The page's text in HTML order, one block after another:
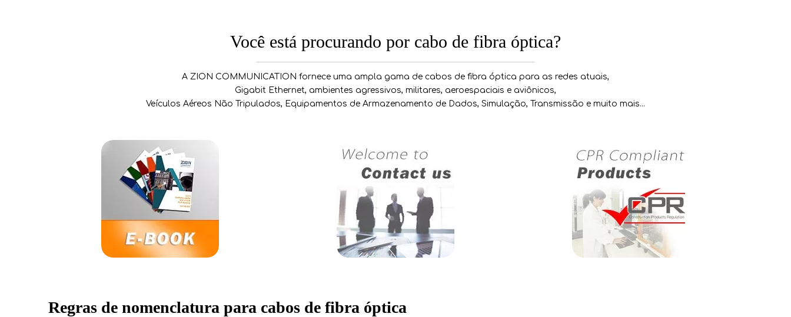
Você está procurando por cabo de fibra óptica?
A ZION COMMUNICATION fornece uma ampla gama de cabos de fibra óptica para as redes atuais,
Gigabit Ethernet, ambientes agressivos, militares, aeroespaciais e aviônicos,
Veículos Aéreos Não Tripulados, Equipamentos de Armazenamento de Dados, Simulação, Transmissão e muito mais...
Regras de nomenclatura para cabos de fibra óptica